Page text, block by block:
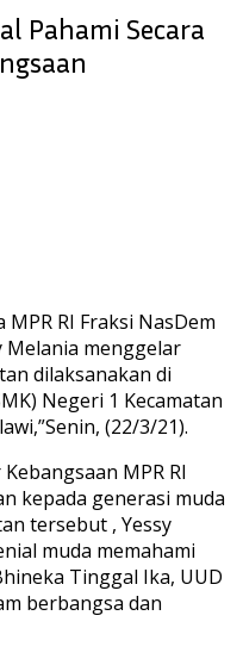
Pahami Secara
RI Fraksi NasDem
Melania menggelar
dilaksanakan di
Negeri 1 Kecamatan
(22/3/21).
MPR RI
kepada generasi muda
tersebut , Yessy
muda memahami
Tinggal Ika, UUD
berbangsa dan